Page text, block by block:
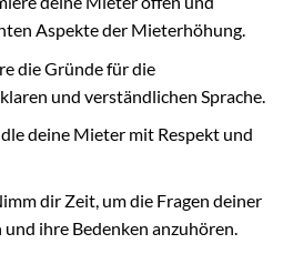
Aspekte der Mieterhöhung.
die Gründe für die
und verständlichen Sprache.
deine Mieter mit Respekt und
dir Zeit, um die Fragen deiner
ihre Bedenken anzuhören.